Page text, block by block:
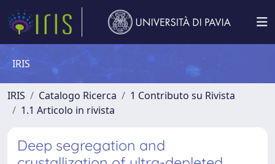
IRIS
IRIS Catalogo Ricerca
1 Contributo su Rivista
1.1 Articolo in rivista
Deep segregation and